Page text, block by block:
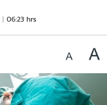
06:23 hrs